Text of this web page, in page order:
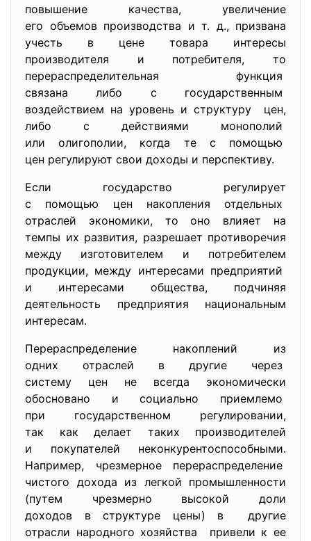
повышение качества, увеличение
его объемов производства и т. д., призвана
учесть в цене товара интересы
производителя и потребителя, то
перераспределительная функция
связана либо с государственным
воздействием на уровень и структуру цен,
либо с действиями монополий
или олигополии, когда те с помощью
цен регулируют свои доходы и перспективу.
Если государство регулирует
с помощью цен накопления отдельных
отраслей экономики, то оно влияет на
темпы их развития, разрешает противоречия
между изготовителем и потребителем
продукции, между интересами предприятий
и интересами общества, подчиняя
деятельность предприятия национальным
интересам.
Перераспределение накоплений из
одних отраслей в другие через
систему цен не всегда экономически
обосновано и социально приемлемо
при государственном регулировании,
так как делает таких производителей
и покупателей неконкурентоспособными.
Например, чрезмерное перераспределение
чистого дохода из легкой промышленности
(путем чрезмерно высокой доли
доходов в структуре цены) в другие
отрасли народного хозяйства привели к ее